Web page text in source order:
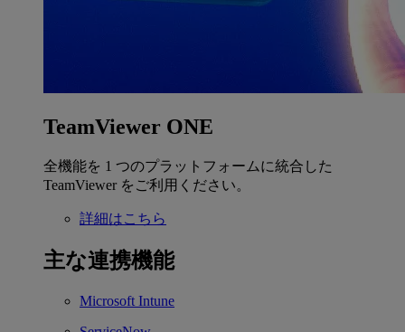
TeamViewer ONE
全機能を 1 つのプラットフォームに統合した
TeamViewer をご利用ください。
詳細はこちら
主な連携機能
Microsoft Intune